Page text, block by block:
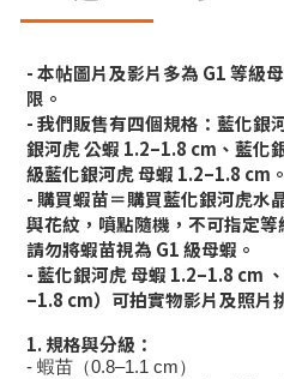
- 本帖圖片及影片多為 G1 等級
限。
- 我們販售有四個規格：藍化銀
銀河虎 公蝦 1.2–1.8 cm、藍化
級藍化銀河虎 母蝦 1.2–1.8 cm。
- 購買蝦苗＝購買藍化銀河虎水
與花紋，噴點隨機，不可指定等
請勿將蝦苗視為 G1 級母蝦。
- 藍化銀河虎 母蝦 1.2–1.8 cm
–1.8 cm）可拍實物影片及照片
1. 規格與分級：
- 蝦苗（0.8–1.1 cm）